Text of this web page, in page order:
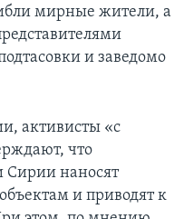
мирные жители, а
и заведомо
активисты «с
что
Сирии наносят
и приводят к